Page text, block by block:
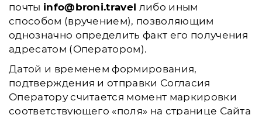
почты info@broni.travel либо иным
способом (вручением), позволяющим
однозначно определить факт его получения
адресатом (Оператором).
Датой и временем формирования,
подтверждения и отправки Согласия
Оператору считается момент маркировки
соответствующего «поля» на странице Сайта